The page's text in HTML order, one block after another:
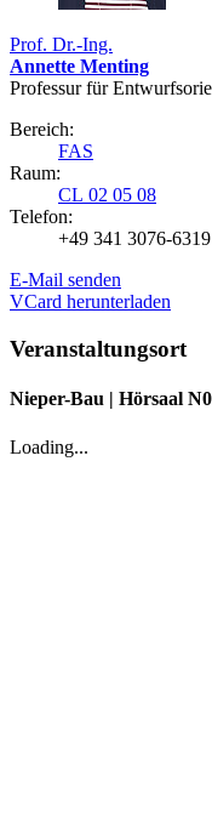
Prof. Dr.-Ing.
Annette Menting
Professur für
Bereich:
FAS
Raum:
CL 02 05 08
Telefon:
+49 341 3076-6319
E-Mail senden
VCard herunterladen
Veranstaltungsort
Nieper-Bau | Hörsaal
Loading...